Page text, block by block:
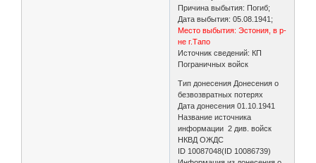
Причина выбытия: Погиб;
Дата выбытия: 05.08.1941;
Место выбытия: Эстония, в р-
не г.Тапо
Источник сведений: КП
Пограничных войск
Тип донесения Донесения о
безвозвратных потерях
Дата донесения 01.10.1941
Название источника
информации 2 див. войск
НКВД ОЖДС
ID 10087048(ID 10086739)